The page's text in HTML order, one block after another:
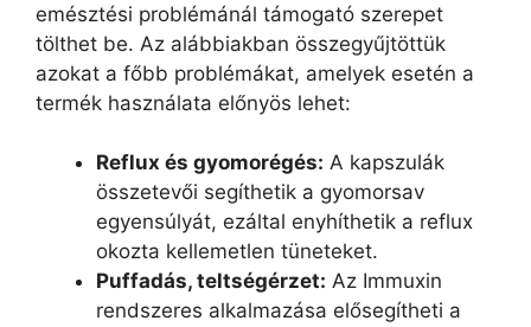
emésztési problémánál támogató szerepet
tölthet be. Az alábbiakban összegyűjtöttük
azokat a főbb problémákat, amelyek esetén a
termék használata előnyös lehet:
Reflux és gyomorégés: A kapszulák
összetevői segíthetik a gyomorsav
egyensúlyát, ezáltal enyhíthetik a reflux
okozta kellemetlen tüneteket.
Puffadás, teltségérzet: Az Immuxin
rendszeres alkalmazása elősegítheti a